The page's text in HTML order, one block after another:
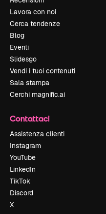
Lavora con noi
Cerca tendenze
Blog
Eventi
Slidesgo
Vendi i tuoi contenuti
Sala stampa
Cerchi magnific.ai
Contattaci
Assistenza clienti
Instagram
YouTube
LinkedIn
TikTok
Discord
X